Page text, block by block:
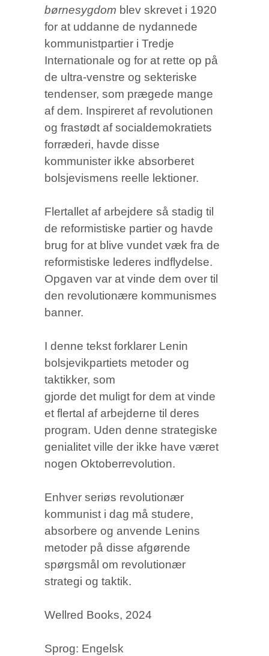
børnesygdom blev skrevet i 1920
for at uddanne de nydannede
kommunistpartier i Tredje
Internationale og for at rette op på
de ultra-venstre og sekteriske
tendenser, som prægede mange
af dem. Inspireret af revolutionen
og frastødt af socialdemokratiets
forræderi, havde disse
kommunister ikke absorberet
bolsjevismens reelle lektioner.
Flertallet af arbejdere så stadig til
de reformistiske partier og havde
brug for at blive vundet væk fra de
reformistiske lederes indflydelse.
Opgaven var at vinde dem over til
den revolutionære kommunismes
banner.
I denne tekst forklarer Lenin
bolsjevikpartiets metoder og
taktikker, som
gjorde det muligt for dem at vinde
et flertal af arbejderne til deres
program. Uden denne strategiske
genialitet ville der ikke have været
nogen Oktoberrevolution.
Enhver seriøs revolutionær
kommunist i dag må studere,
absorbere og anvende Lenins
metoder på disse afgørende
spørgsmål om revolutionær
strategi og taktik.
Wellred Books, 2024
Sprog: Engelsk